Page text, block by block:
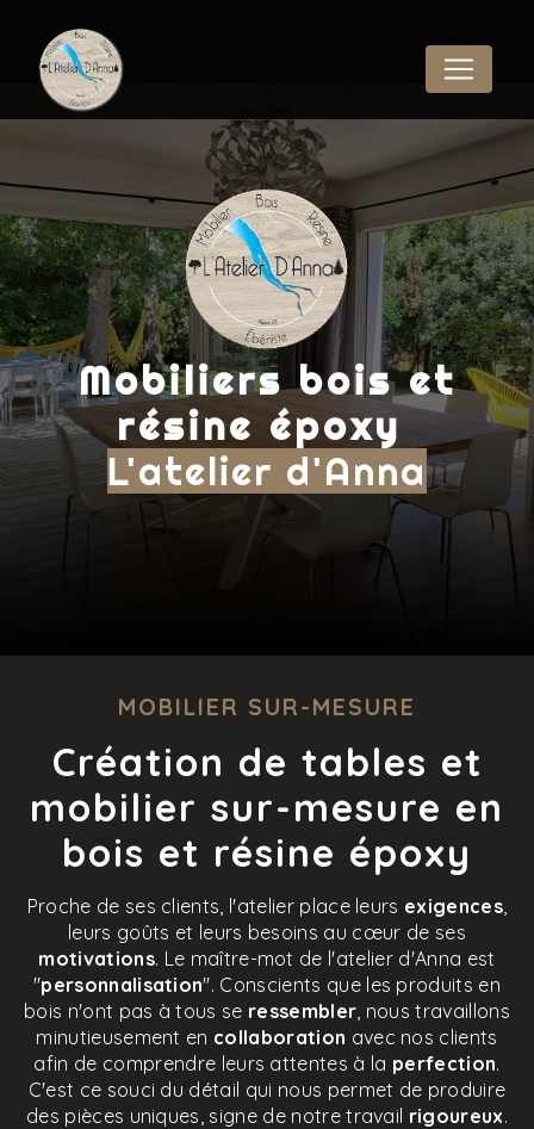
Mobiliers bois et
résine époxy
L'atelier d'Anna
MOBILIER SUR-MESURE
Création de tables et
mobilier sur-mesure en
bois et résine époxy
Proche de ses clients, l'atelier place leurs exigences,
leurs goûts et leurs besoins au cœur de ses
motivations. Le maître-mot de l'atelier d'Anna est
"personnalisation". Conscients que les produits en
bois n'ont pas à tous se ressembler, nous travaillons
minutieusement en collaboration avec nos clients
afin de comprendre leurs attentes à la perfection.
C'est ce souci du détail qui nous permet de produire
des pièces uniques, signe de notre travail rigoureux.